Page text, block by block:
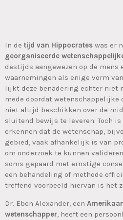
In de tijd van Hippocrates was er
georganiseerde
destijds aangewezen op de
waarnemingen als enige vorm
lijkt deze benadering echter niet
mede doordat
niet altijd beschikken over de
sluitend bewijs te leveren. Toch
erkennen dat de wetenschap,
gebied, vaak afhankelijk is van
om onderzoek te kunnen
soms gepaard met ernstige
een behandeling of methode
treffend voorbeeld hiervan is het
Dr. Eben Alexander, een
wetenschapper, heeft een